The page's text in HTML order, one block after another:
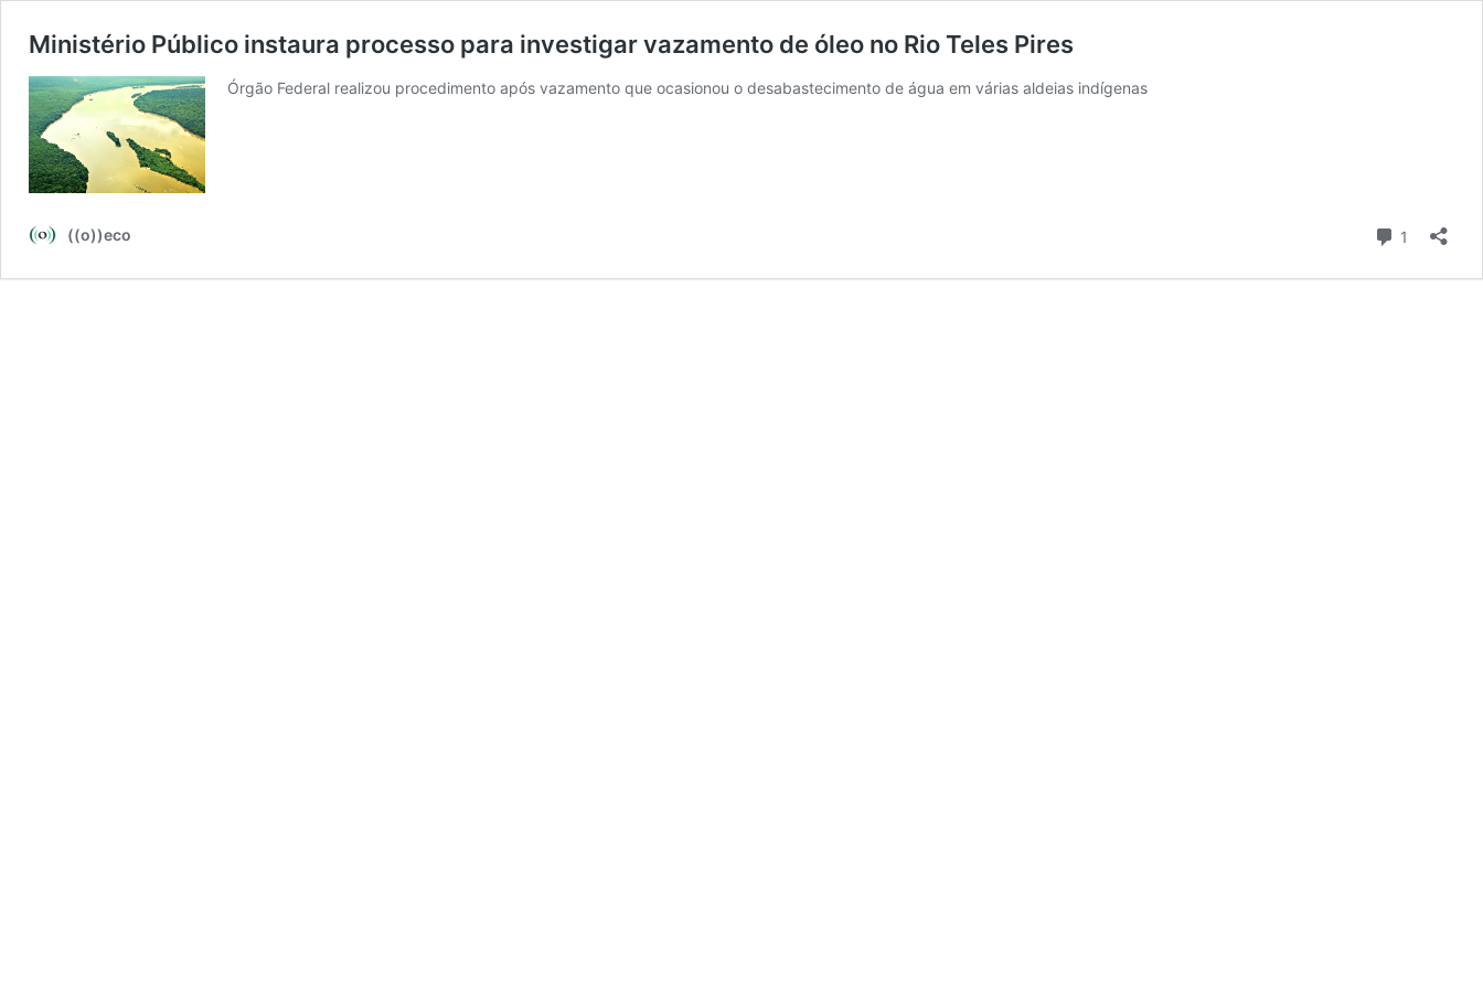
Ministério Público instaura processo para investigar vazamento de óleo no Rio Teles Pires
Órgão Federal realizou procedimento após vazamento que ocasionou o desabastecimento de água em várias aldeias indígenas
((o))eco 1